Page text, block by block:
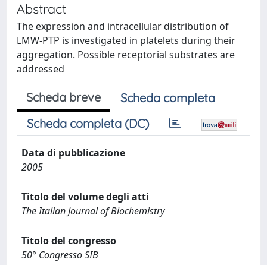
Abstract
The expression and intracellular distribution of
LMW-PTP is investigated in platelets during their
aggregation. Possible receptorial substrates are
addressed
Scheda breve
Scheda completa
Scheda completa (DC)
Data di pubblicazione
2005
Titolo del volume degli atti
The Italian Journal of Biochemistry
Titolo del congresso
50° Congresso SIB